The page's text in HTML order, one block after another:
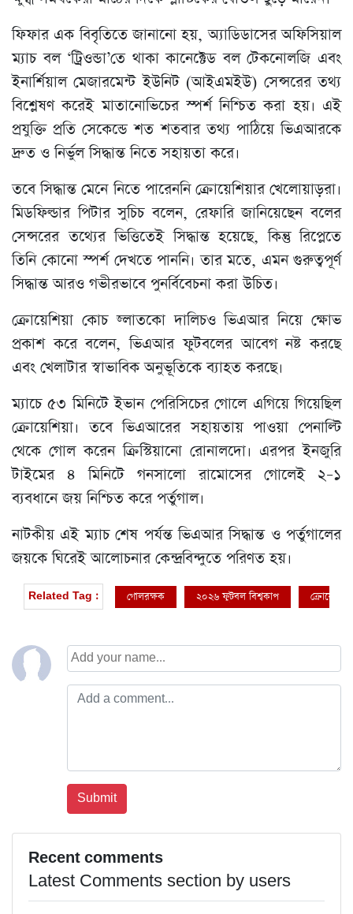
ফিফার এক বিবৃতিতে জানানো হয়, অ্যাডিডাসের অফিসিয়াল
ম্যাচ বল ‘ট্রিওন্ডা’তে থাকা কানেক্টেড বল টেকনোলজি এবং
ইনার্শিয়াল মেজারমেন্ট ইউনিট (আইএমইউ) সেন্সরের তথ্য
বিশ্লেষণ করেই মাতানোভিচের স্পর্শ নিশ্চিত করা হয়। এই
প্রযুক্তি প্রতি সেকেন্ডে শত শতবার তথ্য পাঠিয়ে ভিএআরকে
দ্রুত ও নির্ভুল সিদ্ধান্ত নিতে সহায়তা করে।
তবে সিদ্ধান্ত মেনে নিতে পারেননি ক্রোয়েশিয়ার খেলোয়াড়রা।
মিডফিল্ডার পিটার সুচিচ বলেন, রেফারি জানিয়েছেন বলের
সেন্সরের তথ্যের ভিত্তিতেই সিদ্ধান্ত হয়েছে, কিন্তু রিপ্লেতে
তিনি কোনো স্পর্শ দেখতে পাননি। তার মতে, এমন গুরুত্বপূর্ণ
সিদ্ধান্ত আরও গভীরভাবে পুনর্বিবেচনা করা উচিত।
ক্রোয়েশিয়া কোচ জ্লাতকো দালিচও ভিএআর নিয়ে ক্ষোভ
প্রকাশ করে বলেন, ভিএআর ফুটবলের আবেগ নষ্ট করছে
এবং খেলাটার স্বাভাবিক অনুভূতিকে ব্যাহত করছে।
ম্যাচে ৫৩ মিনিটে ইভান পেরিসিচের গোলে এগিয়ে গিয়েছিল
ক্রোয়েশিয়া। তবে ভিএআরের সহায়তায় পাওয়া পেনাল্টি
থেকে গোল করেন ক্রিস্টিয়ানো রোনালদো। এরপর ইনজুরি
টাইমের ৪ মিনিটে গনসালো রামোসের গোলেই ২–১
ব্যবধানে জয় নিশ্চিত করে পর্তুগাল।
নাটকীয় এই ম্যাচ শেষ পর্যন্ত ভিএআর সিদ্ধান্ত ও পর্তুগালের
জয়কে ঘিরেই আলোচনার কেন্দ্রবিন্দুতে পরিণত হয়।
Related Tag : গোলরক্ষক ২০২৬ ফুটবল বিশ্বকাপ ক্রোয়েশিয়া
Recent comments
Latest Comments section by users